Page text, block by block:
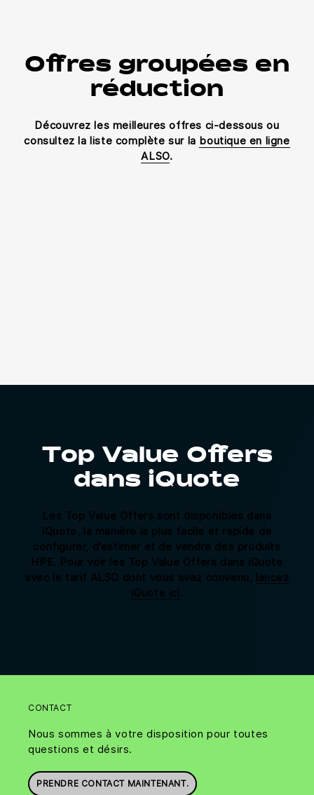
Offres groupées en
réduction
Découvrez les meilleures offres ci-dessous ou
consultez la liste complète sur la boutique en ligne
ALSO.
Top Value Offers
dans iQuote
Les Top Value Offers sont disponibles dans
iQuote, la manière la plus facile et rapide de
configurer, d’estimer et de vendre des produits
HPE. Pour voir les Top Value Offers dans iQuote
avec le tarif ALSO dont vous avez convenu,
lancez
iQuote ici.
CONTACT
Nous sommes à votre disposition pour toutes
questions et désirs.
PRENDRE CONTACT MAINTENANT.